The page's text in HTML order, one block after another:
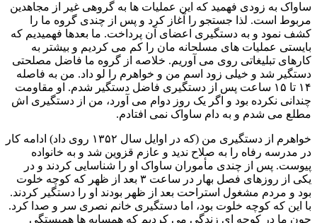
ساواک به زودی فهمید که این عملیات ها به گروهی غیر از مجاهدین
مربوط است. لذا جستجو را آغاز کرد و پس از چندی گروه ما را
کشف نمود و به دستگیری اعضای آن پرداخت. ما بعدها فهمیدیم که
بایستی عملیات های مسلحانه مان را کم می کردیم و بیشتر به
کارهای تبلیغاتی روی می آوریم. خلاصه از گروه ما فاضل مصلحتی
دستگیر شد و خیلی زود اسم من و خواهرم را لو داد. من به فاصله
١۴ تا ١۵ ساعت پس از دستگیری فاضل دستگیر شدم. او مقاومت
چندانی نکرده بود و اگر یک روز دوام می آورد، من از دستگیری اش
مطلع می شدم و به دام ساواک نمی افتادم.
خواهرم از دستگیری من (که در اوایل سال ۱۳۵۲ روی داد) ادامه کار
در مدرسه رفاه را به صلاح ندید و عازم قزوین شد و به خانواده
پیوست. پس از چندی مأموران ساواک او را شناسایی کردند و در
یکی از روزهای فصل بهار در ساعت ۳ بعد از ظهر که کوچه خلوت
بود و مردم مشغول استراحت بعد از ظهر بودند او را دستگیر کردند.
با این که کوچه خلوت بود، اما دستگیری خانم نصری سر و صدا کرد.
چون ما در کوچه ای زندگی می کردیم که همسایه ها همبستگی